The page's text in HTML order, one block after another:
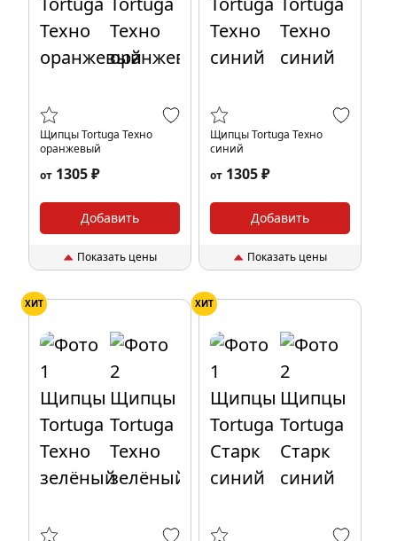
Щипцы Tortuga Техно
оранжевый
от 1305 ₽
Добавить
Показать цены
Щипцы Tortuga Техно
синий
от 1305 ₽
Добавить
Показать цены
ХИТ ХИТ